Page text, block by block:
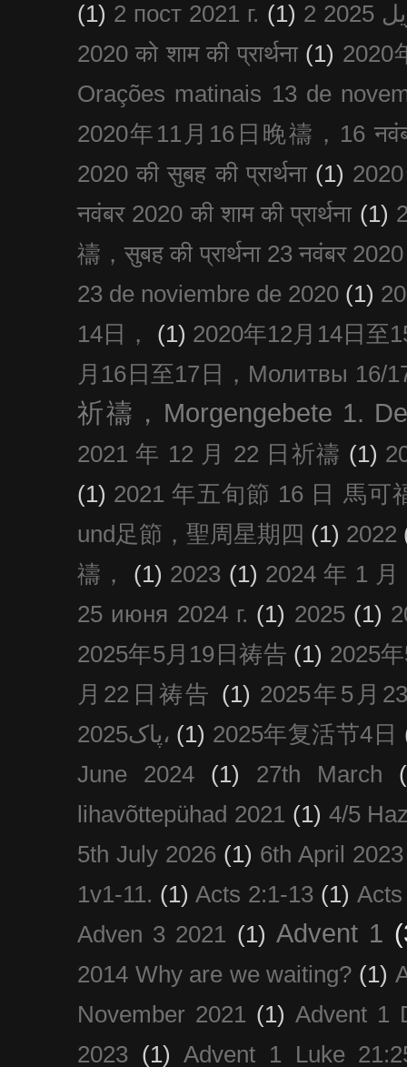
(1) 2 пост 2021 г. (1)
2020 को शाम की प्रार्थना (1) 2020
Orações matinais 13 de
2020年11月16日晚禱，16
2020 की सुबह की प्रार्थना (1)
नवंबर 2020 की शाम की प्रार्थना (1)
禱，सुबह की प्रार्थना 23 नवंबर 2020
23 de noviembre de 2020 (1)
14日，
(1) 2020年12月14日至
月16日至17日，Молитвы 16/
祈禱，Morgengebete 1.
2021 年 12 月 22 日祈禱 (1)
(1) 2021 年五旬節 16 日 馬可
und足節，聖周星期四 (1) 2022
禱，
(1) 2023 (1) 2024 年 1
25 июня 2024 г. (1) 2025 (1)
2025年5月19日祷告 (1) 2025
月22日祷告 (1) 2025年5月
پاک2025، (1) 2025年复活节4日
June 2024
(1) 27th March
lihavõttepühad 2021 (1) 4/5
5th July 2026 (1) 6th April 2023
1v1-11. (1) Acts 2:1-13 (1)
Adven 3 2021 (1) Advent 1
2014 Why are we waiting? (1)
November 2021 (1) Advent 1
2023 (1) Advent 1 Luke